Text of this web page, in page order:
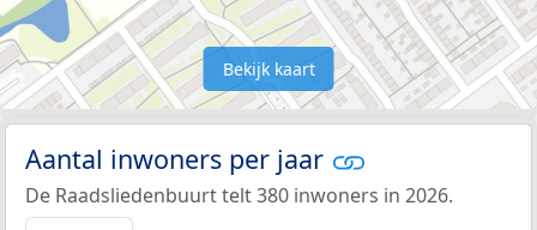
Bekijk kaart
Aantal inwoners per jaar
De Raadsliedenbuurt telt 380 inwoners in 2026.